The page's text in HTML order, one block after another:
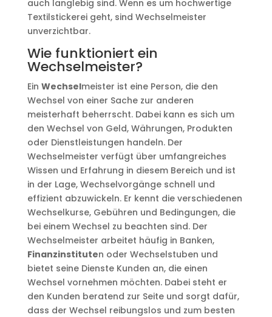
auch langlebig sind. Wenn es um hochwertige
Textilstickerei geht, sind Wechselmeister
unverzichtbar.
Wie funktioniert ein
Wechselmeister?
Ein Wechselmeister ist eine Person, die den
Wechsel von einer Sache zur anderen
meisterhaft beherrscht. Dabei kann es sich um
den Wechsel von Geld, Währungen, Produkten
oder Dienstleistungen handeln. Der
Wechselmeister verfügt über umfangreiches
Wissen und Erfahrung in diesem Bereich und ist
in der Lage, Wechselvorgänge schnell und
effizient abzuwickeln. Er kennt die verschiedenen
Wechselkurse, Gebühren und Bedingungen, die
bei einem Wechsel zu beachten sind. Der
Wechselmeister arbeitet häufig in Banken,
Finanzinstituten oder Wechselstuben und
bietet seine Dienste Kunden an, die einen
Wechsel vornehmen möchten. Dabei steht er
den Kunden beratend zur Seite und sorgt dafür,
dass der Wechsel reibungslos und zum besten